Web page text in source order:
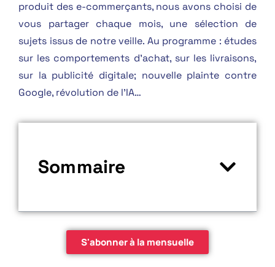
produit des e-commerçants, nous avons choisi de
vous partager chaque mois, une sélection de
sujets issus de notre veille. Au programme : études
sur les comportements d’achat, sur les livraisons,
sur la publicité digitale; nouvelle plainte contre
Google, révolution de l’IA…
Sommaire
S'abonner à la mensuelle